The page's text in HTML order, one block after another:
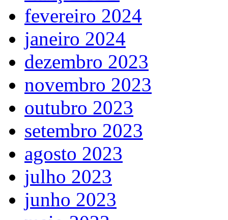
fevereiro 2024
janeiro 2024
dezembro 2023
novembro 2023
outubro 2023
setembro 2023
agosto 2023
julho 2023
junho 2023